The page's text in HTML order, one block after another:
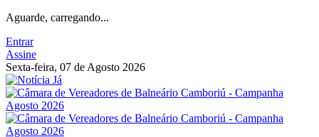
Aguarde, carregando...
Entrar
Assine
Sexta-feira, 07 de Agosto 2026